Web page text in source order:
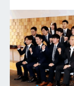
会社です。 興